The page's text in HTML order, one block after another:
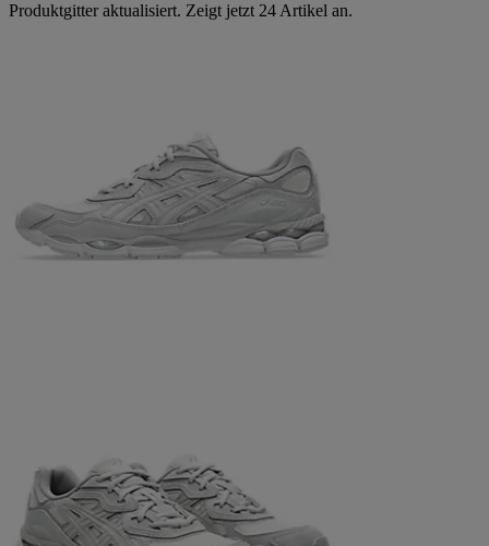
Produktgitter aktualisiert. Zeigt jetzt 24 Artikel an.